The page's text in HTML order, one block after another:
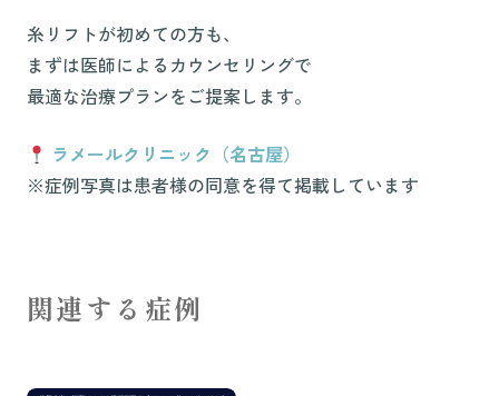
糸リフトが初めての方も、
まずは医師によるカウンセリングで
最適な治療プランをご提案します。
ラメールクリニック（名古屋）
※症例写真は患者様の同意を得て掲載しています
関連する症例